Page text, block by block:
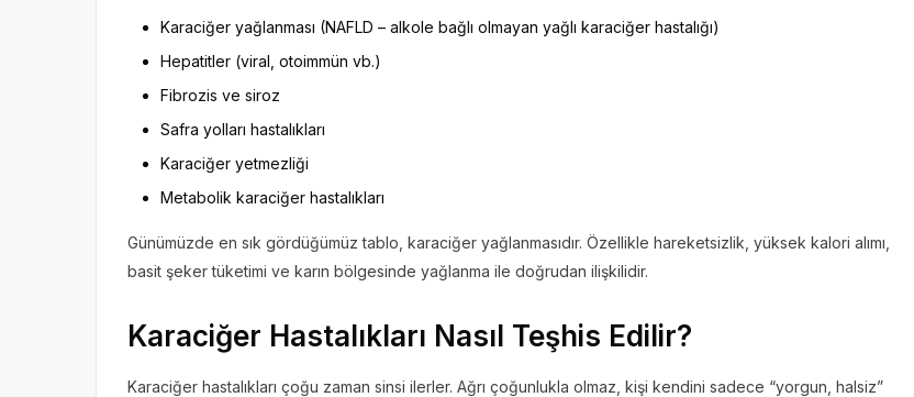
Karaciğer yağlanması (NAFLD – alkole bağlı olmayan yağlı karaciğer hastalığı)
Hepatitler (viral, otoimmün vb.)
Fibrozis ve siroz
Safra yolları hastalıkları
Karaciğer yetmezliği
Metabolik karaciğer hastalıkları
Günümüzde en sık gördüğümüz tablo, karaciğer yağlanmasıdır. Özellikle hareketsizlik, yüksek kalori alımı,
basit şeker tüketimi ve karın bölgesinde yağlanma ile doğrudan ilişkilidir.
Karaciğer Hastalıkları Nasıl Teşhis Edilir?
Karaciğer hastalıkları çoğu zaman sinsi ilerler. Ağrı çoğunlukla olmaz, kişi kendini sadece “yorgun, halsiz”